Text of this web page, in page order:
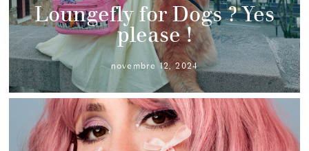
Loungefly for Dogs ? Yes
please !
novembre 12, 2024